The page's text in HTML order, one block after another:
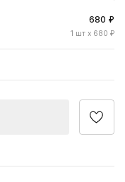
680 ₽
1 шт x 680 ₽